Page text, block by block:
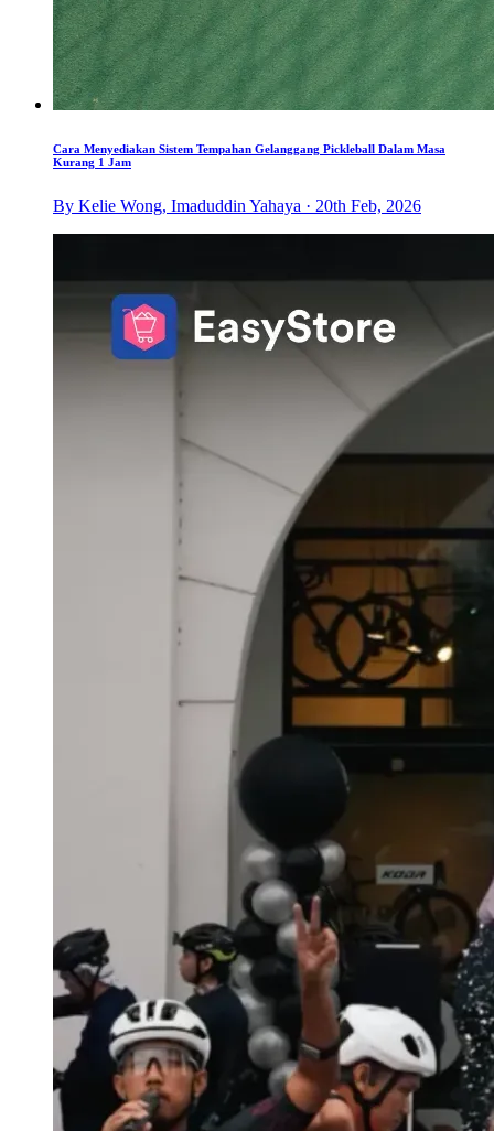
Cara Menyediakan Sistem Tempahan Gelanggang Pickleball Dalam Masa
Kurang 1 Jam
By Kelie Wong, Imaduddin Yahaya · 20th Feb, 2026